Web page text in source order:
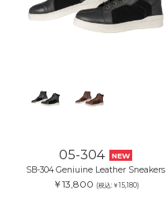
05-304 NEW
SB-304 Geniuine Leather Sneakers
￥13,800 (税込:￥15,180)